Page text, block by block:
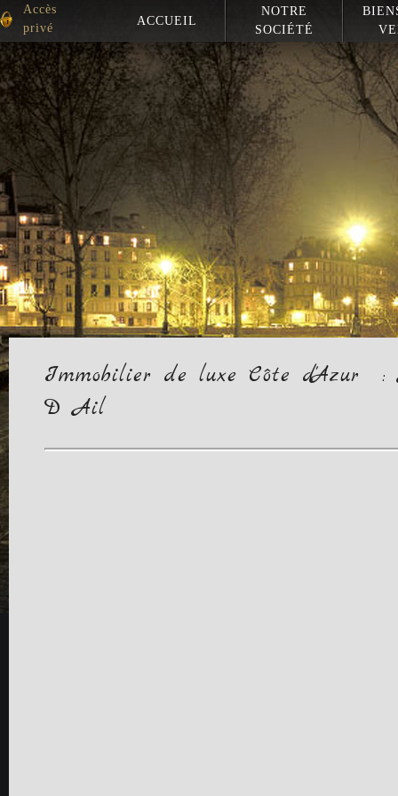
Accès
privé
ACCUEIL
NOTRE
SOCIÉTÉ
Immobilier de luxe Côte d'Azur :
D Ail